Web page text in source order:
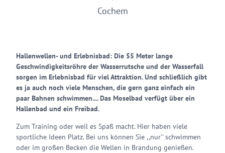
Cochem
Hallenwellen- und Erlebnisbad: Die 55 Meter lange
Geschwindigkeitsröhre der Wasserrutsche und der Wasserfall
sorgen im Erlebnisbad für viel Attraktion. Und schließlich gibt
es ja auch noch viele Menschen, die gern ganz einfach ein
paar Bahnen schwimmen.... Das Moselbad verfügt über ein
Hallenbad und ein Freibad.
Zum Training oder weil es Spaß macht. Hier haben viele
sportliche Ideen Platz. Bei uns können Sie ,,nur'' schwimmen
oder im großen Becken die Wellen in Brandung genießen.